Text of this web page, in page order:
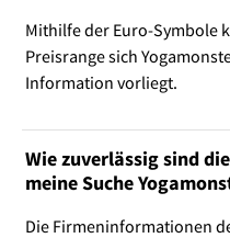
Mithilfe der Euro-Symbole
Preisrange sich
Information vorliegt.
Wie zuverlässig sind
meine Suche
Die Firmeninformationen